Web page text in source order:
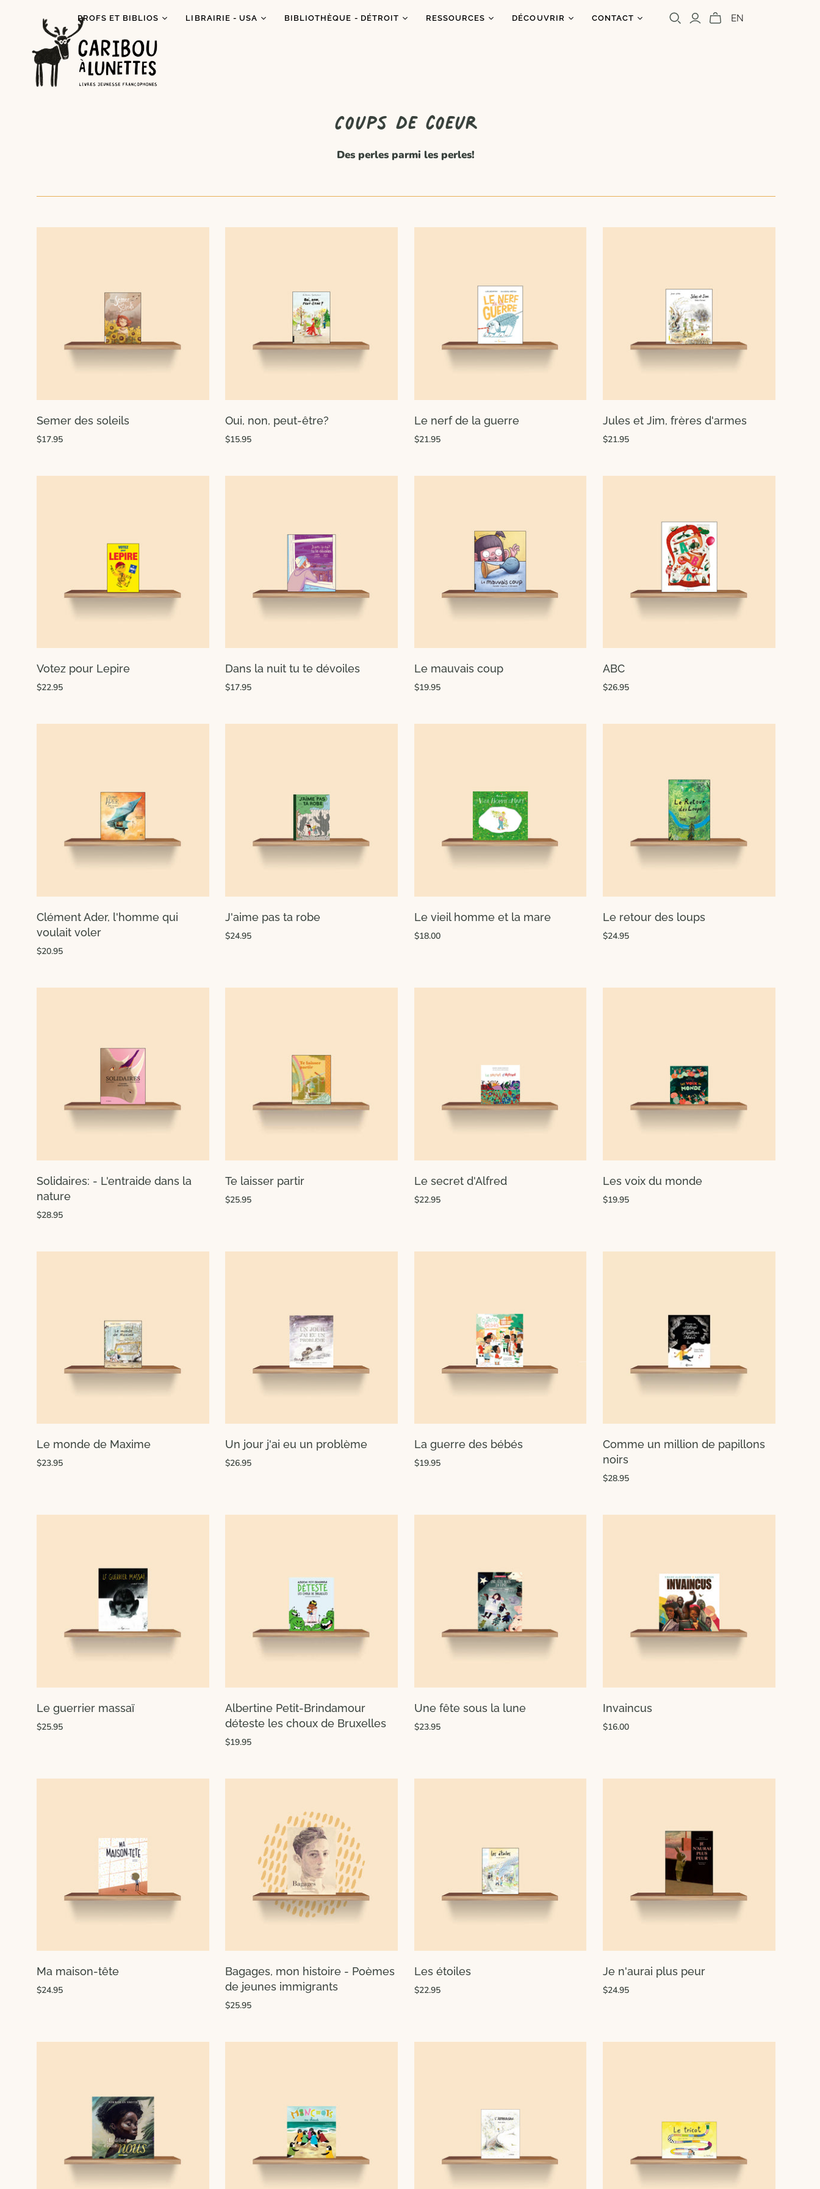
PROFS ET BIBLIOS
Prêt de livres (Détroit)
Dégustations
littéraires
LIBRAIRIE - USA BIBLIOTHÈQUE - DÉTROIT RESSOURCES
Portraits
DÉCOUVRIR CONTACT EN
Coups de coeur
Des perles parmi les perles!
Semer des soleils
$17.95
Oui, non, peut-être?
$15.95
Le nerf de la guerre
$21.95
Jules et Jim, frères d'armes
$21.95
Votez pour Lepire
$22.95
Dans la nuit tu te dévoiles
$17.95
Le mauvais coup
$19.95
ABC
$26.95
Clément Ader, l'homme qui
voulait voler
$20.95
J'aime pas ta robe
$24.95
Le vieil homme et la mare
$18.00
Le retour des loups
$24.95
Solidaires: - L'entraide dans la
nature
$28.95
Te laisser partir
$25.95
Le secret d'Alfred
$22.95
Les voix du monde
$19.95
Le monde de Maxime
$23.95
Un jour j'ai eu un problème
$26.95
La guerre des bébés
$19.95
Comme un million de papillons
noirs
$28.95
Le guerrier massaï
$25.95
Albertine Petit-Brindamour
déteste les choux de Bruxelles
$19.95
Une fête sous la lune
$23.95
Invaincus
$16.00
Ma maison-tête
$24.95
Bagages, mon histoire - Poèmes
de jeunes immigrants
$25.95
Les étoiles
$22.95
Je n'aurai plus peur
$24.95